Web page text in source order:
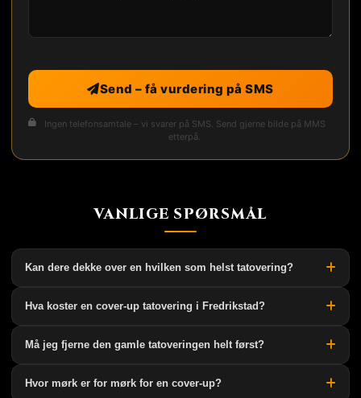
Send – få vurdering på SMS
Ingen telefonsamtale – vi svarer på SMS. Send gjerne bilde på MMS
etterpå.
VANLIGE SPØRSMÅL
Kan dere dekke over en hvilken som helst tatovering?
Hva koster en cover-up tatovering i Fredrikstad?
Må jeg fjerne den gamle tatoveringen helt først?
Hvor mørk er for mørk for en cover-up?